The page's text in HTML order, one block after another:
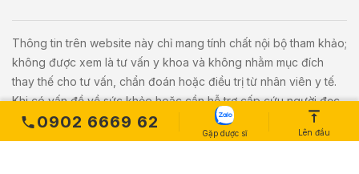
Thông tin trên website này chỉ mang tính chất nội bộ tham khảo;
không được xem là tư vấn y khoa và không nhằm mục đích
thay thế cho tư vấn, chẩn đoán hoặc điều trị từ nhân viên y tế.
Khi có vấn đề về sức khỏe hoặc cần hỗ trợ cấp cứu người đọc
cần liên hệ bác sĩ và cơ sở y tế gần nhất.
0902 6669 62
Gặp dược sĩ Lên đầu